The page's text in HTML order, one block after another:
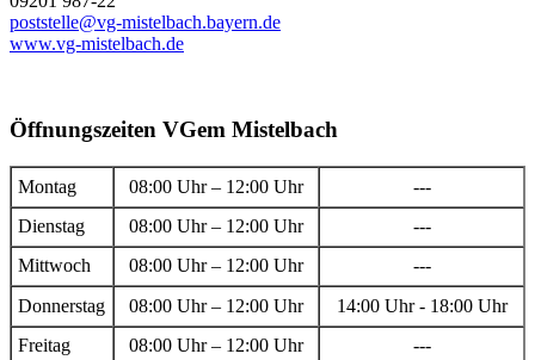
poststelle@vg-mistelbach.bayern.de
www.vg-mistelbach.de
Öffnungszeiten VGem Mistelbach
Montag 08:00 Uhr – 12:00 Uhr
---
Dienstag
08:00 Uhr – 12:00 Uhr
---
Mittwoch
08:00 Uhr – 12:00 Uhr
---
Donnerstag
08:00 Uhr – 12:00 Uhr
14:00 Uhr - 18:00 Uhr
Freitag
08:00 Uhr – 12:00 Uhr
---